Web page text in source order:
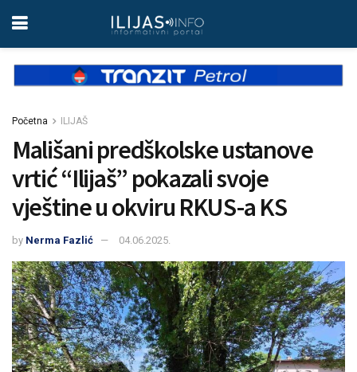
Početna ILIJAŠ
Mališani predškolske ustanove
vrtić “Ilijaš” pokazali svoje
vještine u okviru RKUS-a KS
by Nerma Fazlić 04.06.2025.